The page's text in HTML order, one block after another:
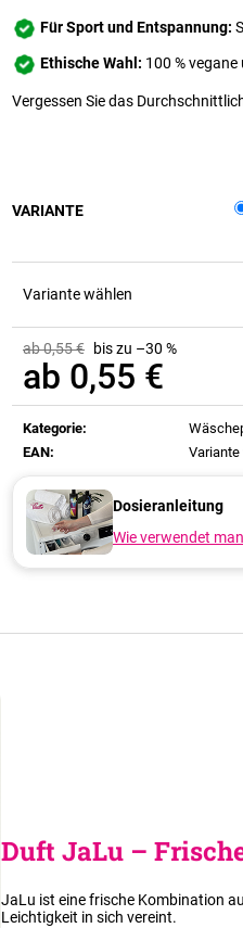
Für Sport und Entspannung:
Ethische Wahl: 100 %
Vergessen Sie das
VARIANTE
Variante wählen
ab 0,55 € bis zu –30 %
ab 0,55 €
Verkaufspreis:
Kategorie:
EAN:
Dosieranleitung
Wie verwendet
Duft JaLu –
JaLu ist eine frische Kombination
Leichtigkeit in sich vereint.